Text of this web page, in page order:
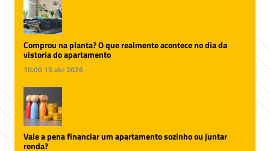
Comprou na planta? O que realmente acontece no dia da
vistoria do apartamento
10:00 15 abr 2026
Vale a pena financiar um apartamento sozinho ou juntar
renda?